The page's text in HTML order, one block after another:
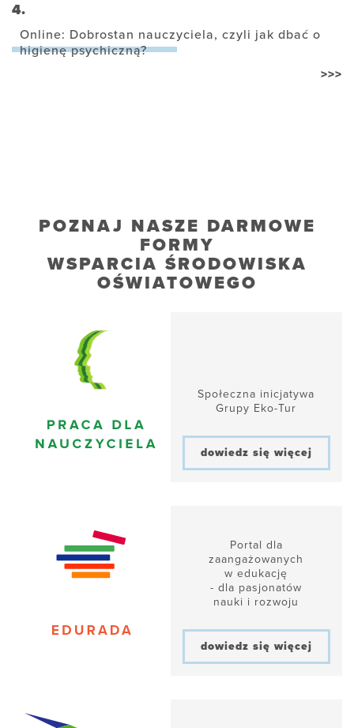
4.
Online: Dobrostan nauczyciela, czyli jak dbać o
higienę psychiczną?
>>>
POZNAJ NASZE DARMOWE
FORMY
WSPARCIA ŚRODOWISKA
OŚWIATOWEGO
Społeczna inicjatywa
Grupy Eko-Tur
dowiedz się więcej
Portal dla
zaangażowanych
w edukację
- dla pasjonatów
nauki i rozwoju
dowiedz się więcej